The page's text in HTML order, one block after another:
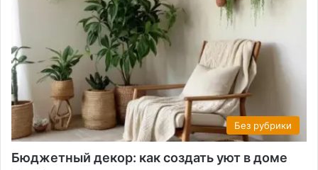
Без рубрики
Бюджетный декор: как создать уют в доме